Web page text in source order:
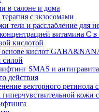
в салоне и дома
с экзосомами
и расслабление для
витамина C
кислотой
основе кислот
силой
SMAS и
действия
векторного ретинола
кожи